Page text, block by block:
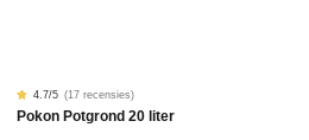
Gewaardeerd
4.68
17
4.7/5 (17 recensies)
Pokon Potgrond 20 liter